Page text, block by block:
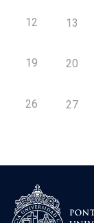
12 13
19 20
26 27